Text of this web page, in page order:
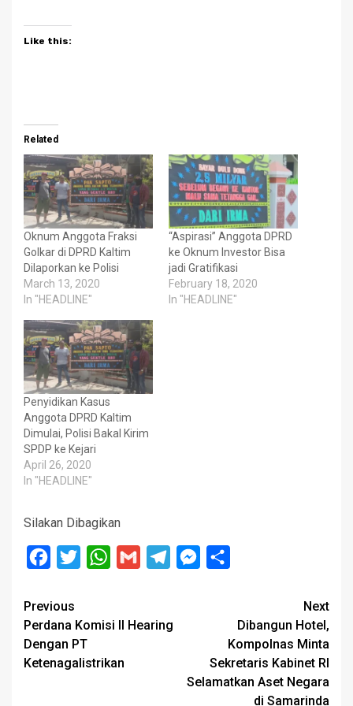
Like this:
Related
Oknum Anggota Fraksi
Golkar di DPRD Kaltim
Dilaporkan ke Polisi
March 13, 2020
In "HEADLINE"
“Aspirasi” Anggota DPRD
ke Oknum Investor Bisa
jadi Gratifikasi
February 18, 2020
In "HEADLINE"
Penyidikan Kasus
Anggota DPRD Kaltim
Dimulai, Polisi Bakal Kirim
SPDP ke Kejari
April 26, 2020
In "HEADLINE"
Silakan Dibagikan
Facebook
Twitter WhatsApp
Gmail TelegramMessenger
Post
navigation
Previous
Perdana Komisi II Hearing
Dengan PT
Ketenagalistrikan
Next
Dibangun Hotel,
Kompolnas Minta
Sekretaris Kabinet RI
Selamatkan Aset Negara
di Samarinda